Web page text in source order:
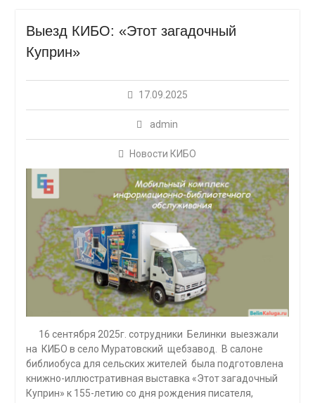
Выезд КИБО: «Этот загадочный
Куприн»
17.09.2025
admin
Новости КИБО
16 сентября 2025г. сотрудники Белинки выезжали
на КИБО в село Муратовский щебзавод. В салоне
библиобуса для сельских жителей была подготовлена
книжно-иллюстративная выставка «Этот загадочный
Куприн» к 155-летию со дня рождения писателя,